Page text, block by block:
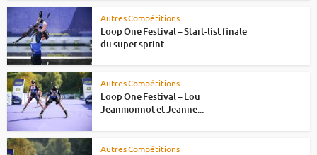
Autres Compétitions
Loop One Festival – Start-list finale
du super sprint...
Autres Compétitions
Loop One Festival – Lou
Jeanmonnot et Jeanne...
Autres Compétitions